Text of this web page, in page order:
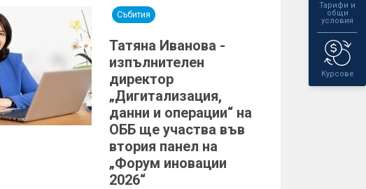
Тарифи и
общи
условия
Курсове
Събития
Татяна Иванова -
изпълнителен
директор
„Дигитализация,
данни и операции“ на
ОББ ще участва във
втория панел на
„Форум иновации
2026“